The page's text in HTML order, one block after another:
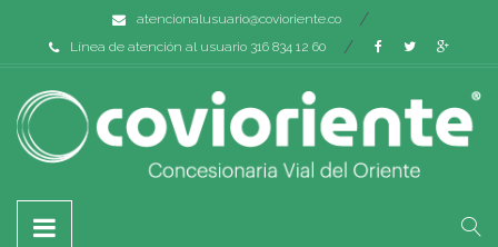
atencionalusuario@covioriente.co
Línea de atención al usuario 316 834 12 60